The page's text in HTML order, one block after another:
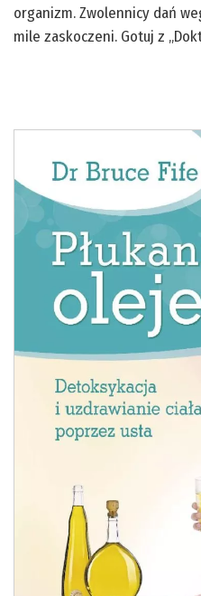
organizm. Zwolennicy dań
mile zaskoczeni. Gotuj z